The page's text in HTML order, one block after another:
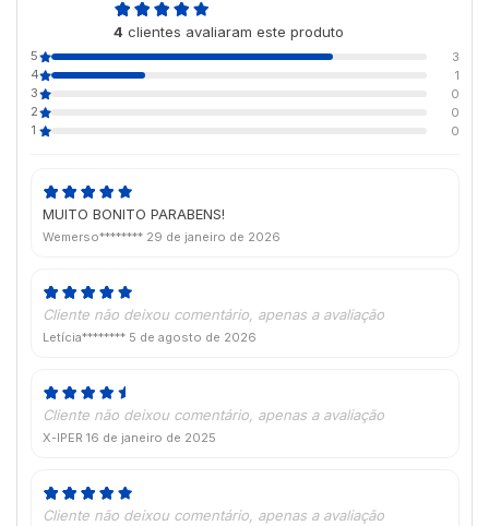
4 clientes avaliaram este produto
5
3
4
1
3
0
2
0
1
0
MUITO BONITO PARABENS!
Wemerso******** 29 de janeiro de 2026
Cliente não deixou comentário, apenas a avaliação
Letícia******** 5 de agosto de 2026
Cliente não deixou comentário, apenas a avaliação
X-IPER 16 de janeiro de 2025
Cliente não deixou comentário, apenas a avaliação